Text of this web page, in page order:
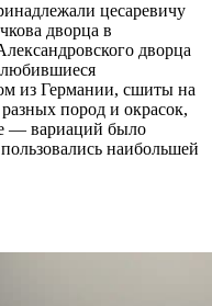
цесаревичу
дворца в
дворца
из Германии, сшиты на
пород и окрасок,
— вариаций было
наибольшей